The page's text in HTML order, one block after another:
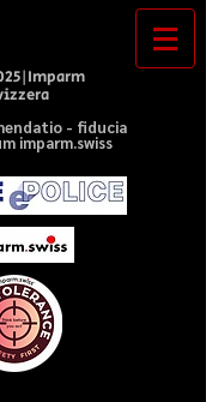
|Imparm
- fiducia
imparm.swiss